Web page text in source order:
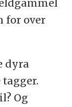
for over
dyra
Og